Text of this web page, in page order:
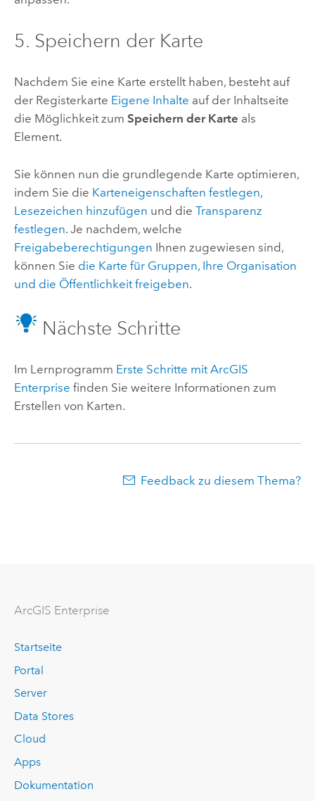
5. Speichern der Karte
Nachdem Sie eine Karte erstellt haben, besteht auf
der Registerkarte Eigene Inhalte auf der Inhaltseite
die Möglichkeit zum Speichern der Karte als
Element.
Sie können nun die grundlegende Karte optimieren,
indem Sie die Karteneigenschaften festlegen,
Lesezeichen hinzufügen und die Transparenz
festlegen. Je nachdem, welche
Freigabeberechtigungen Ihnen zugewiesen sind,
können Sie die Karte für Gruppen, Ihre Organisation
und die Öffentlichkeit freigeben.
Nächste Schritte
Im Lernprogramm Erste Schritte mitArcGIS
Enterprise finden Sie weitere Informationen zum
Erstellen von Karten.
Feedback zu diesem Thema?
ArcGIS Enterprise
Startseite
Portal
Server
Data Stores
Cloud
Apps
Dokumentation